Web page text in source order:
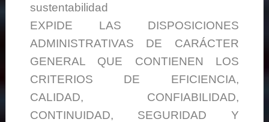
sustentabilidad
EXPIDE LAS DISPOSICIONES
ADMINISTRATIVAS DE CARÁCTER
GENERAL QUE CONTIENEN LOS
CRITERIOS DE EFICIENCIA,
CALIDAD, CONFIABILIDAD,
CONTINUIDAD, SEGURIDAD Y